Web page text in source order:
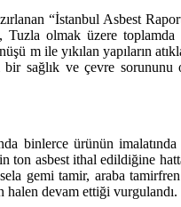
“İstanbul Asbest
Tuzla olmak üzere toplamda
m ile yıkılan yapıların
bir sağlık ve çevre
binlerce ürünün imalatında
ton asbest ithal edildiğine
gemi tamir, araba tamirfren
halen devam ettiği vurgulandı.